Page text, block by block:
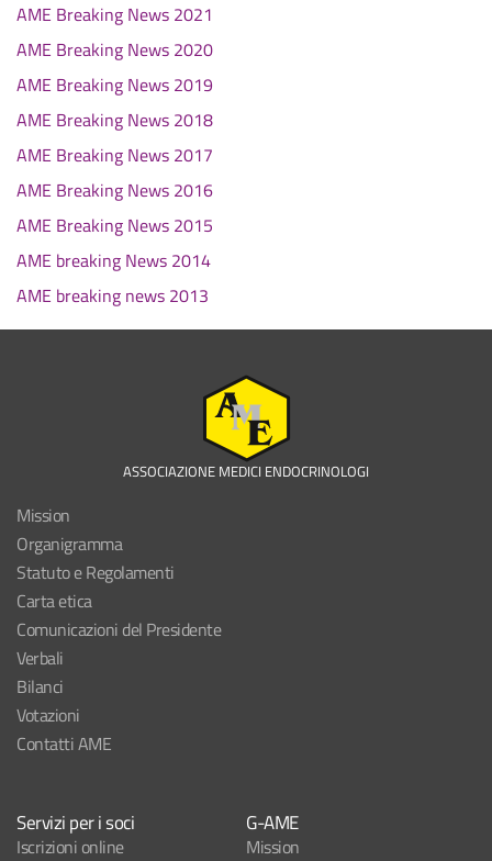
AME Breaking News 2021
AME Breaking News 2020
AME Breaking News 2019
AME Breaking News 2018
AME Breaking News 2017
AME Breaking News 2016
AME Breaking News 2015
AME breaking News 2014
AME breaking news 2013
ASSOCIAZIONE MEDICI ENDOCRINOLOGI
Mission
Organigramma
Statuto e Regolamenti
Carta etica
Comunicazioni del Presidente
Verbali
Bilanci
Votazioni
Contatti AME
Servizi per i soci
Iscrizioni online
G-AME
Mission